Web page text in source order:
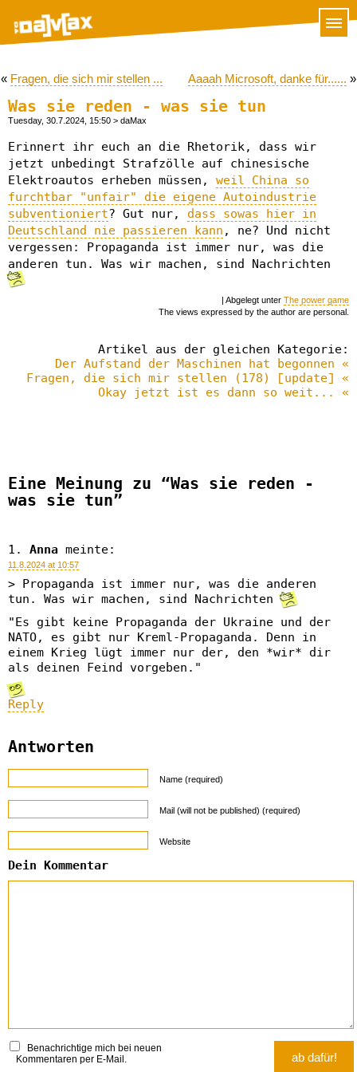
« Fragen, die sich mir stellen ... Aaaah Microsoft, danke für...... »
Was sie reden - was sie tun
Tuesday, 30.7.2024, 15:50 > daMax
Erinnert ihr euch an die Rhetorik, dass wir
jetzt unbedingt Strafzölle auf chinesische
Elektroautos erheben müssen, weil China so
furchtbar "unfair" die eigene Autoindustrie
subventioniert? Gut nur, dass sowas hier in
Deutschland nie passieren kann , ne? Und nicht
vergessen: Propaganda ist immer nur, was die
anderen tun. Was wir machen, sind Nachrichten
| Abgelegt unter The power game
The views expressed by the author are personal.
Artikel aus der gleichen Kategorie:
Der Aufstand der Maschinen hat begonnen «
Fragen, die sich mir stellen (178) [update] «
Okay jetzt ist es dann so weit... «
Eine Meinung zu “Was sie reden -
was sie tun”
Anna meinte:
11.8.2024 at 10:57
> Propaganda ist immer nur, was die anderen
tun. Was wir machen, sind Nachrichten
"Es gibt keine Propaganda der Ukraine und der
NATO, es gibt nur Kreml-Propaganda. Denn in
einem Krieg lügt immer nur der, den *wir* dir
als deinen Feind vorgeben."
Reply
Antworten
Name (required)
Mail (will not be published) (required)
Website
Dein Kommentar
Benachrichtige mich bei neuen
Kommentaren per E-Mail.